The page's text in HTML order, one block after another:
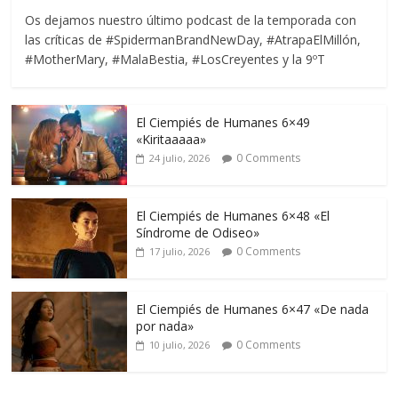
Os dejamos nuestro último podcast de la temporada con
las críticas de #SpidermanBrandNewDay, #AtrapaElMillón,
#MotherMary, #MalaBestia, #LosCreyentes y la 9ºT
El Ciempiés de Humanes 6×49
«Kiritaaaaa»
24 julio, 2026 0 Comments
El Ciempiés de Humanes 6×48 «El
Síndrome de Odiseo»
17 julio, 2026 0 Comments
El Ciempiés de Humanes 6×47 «De nada
por nada»
10 julio, 2026 0 Comments